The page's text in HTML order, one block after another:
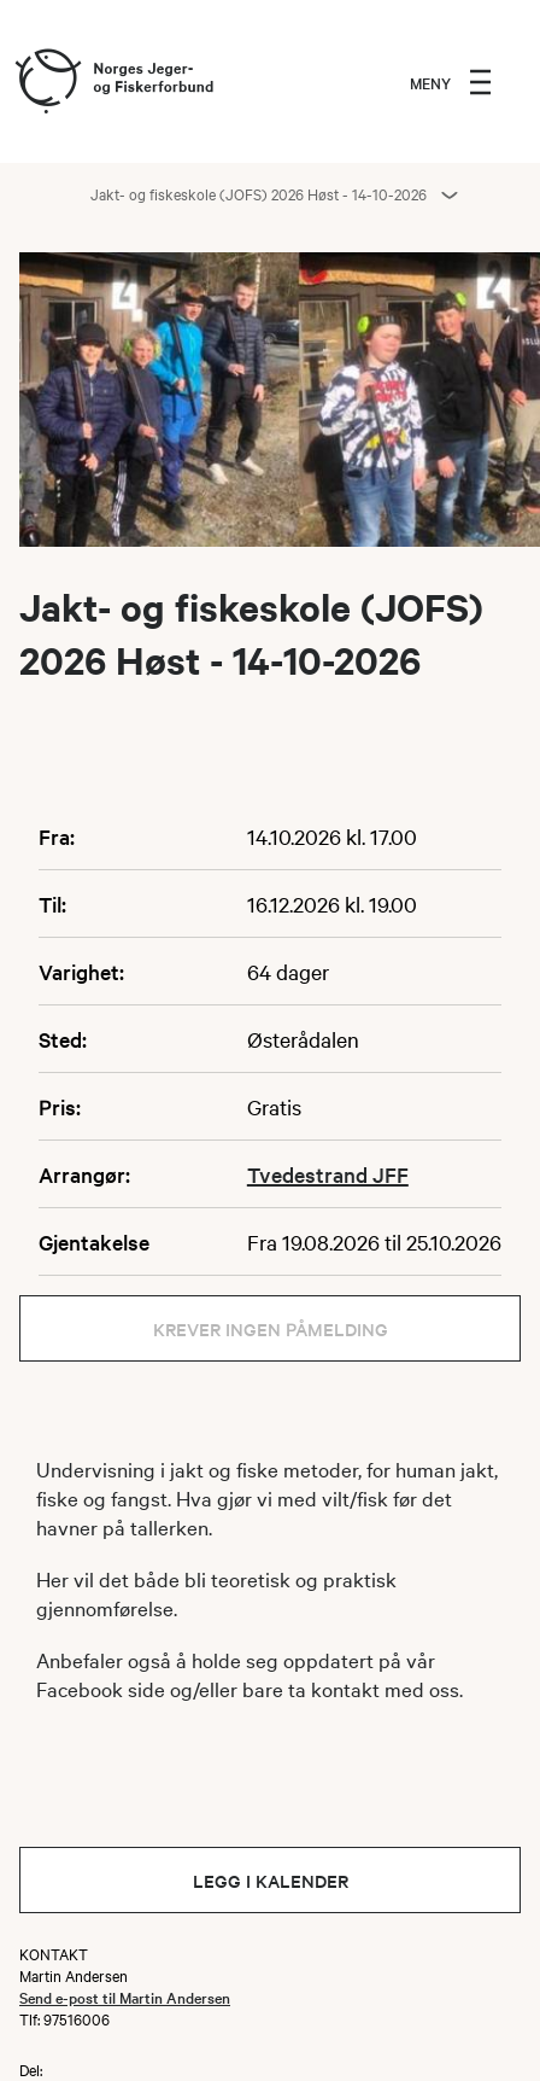
MENY
Jakt- og fiskeskole (JOFS) 2026 Høst - 14-10-2026
Jakt- og fiskeskole (JOFS)
2026 Høst - 14-10-2026
Fra: 14.10.2026 kl. 17.00
Til: 16.12.2026 kl. 19.00
Varighet: 64 dager
Sted: Østerådalen
Pris: Gratis
Arrangør: Tvedestrand JFF
Gjentakelse Fra 19.08.2026 til 25.10.2026
KREVER INGEN PÅMELDING
Undervisning i jakt og fiske metoder, for human jakt,
fiske og fangst. Hva gjør vi med vilt/fisk før det
havner på tallerken.
Her vil det både bli teoretisk og praktisk
gjennomførelse.
Anbefaler også å holde seg oppdatert på vår
Facebook side og/eller bare ta kontakt med oss.
LEGG I KALENDER
KONTAKT
Martin Andersen
Send e-post til Martin Andersen
Tlf: 97516006
Del: